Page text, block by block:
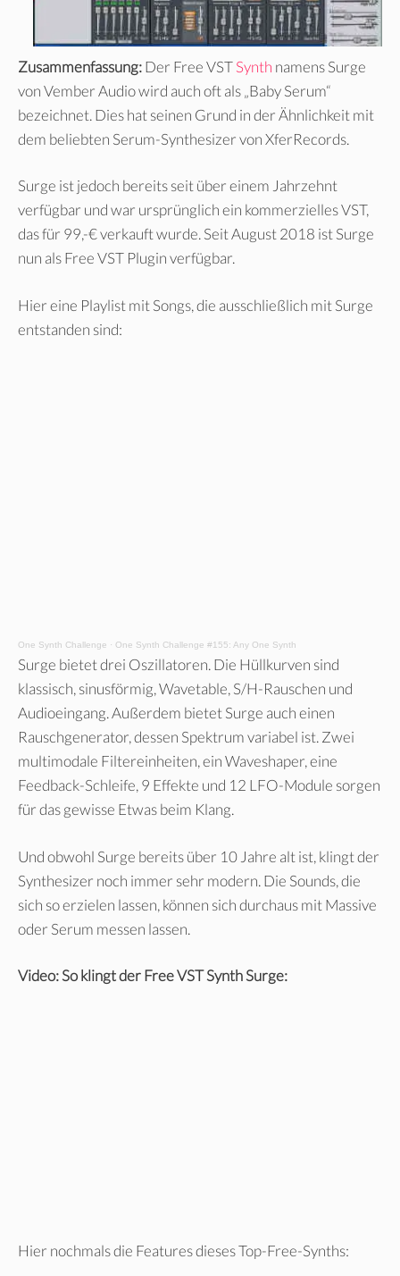
Zusammenfassung:Der Free VSTSynth namens Surge
von Vember Audio wird auch oft als „Baby Serum“
bezeichnet. Dies hat seinen Grund in der Ähnlichkeit mit
dem beliebten Serum-Synthesizer von XferRecords.
Surge ist jedoch bereits seit über einem Jahrzehnt
verfügbar und war ursprünglich ein kommerzielles VST,
das für 99,-€ verkauft wurde. Seit August 2018 ist Surge
nun als Free VST Plugin verfügbar.
Hier eine Playlist mit Songs, die ausschließlich mit Surge
entstanden sind:
One Synth Challenge · One Synth Challenge #155: Any One Synth
Surge bietet drei Oszillatoren. Die Hüllkurven sind
klassisch, sinusförmig, Wavetable, S/H-Rauschen und
Audioeingang. Außerdem bietet Surge auch einen
Rauschgenerator, dessen Spektrum variabel ist. Zwei
multimodale Filtereinheiten, ein Waveshaper, eine
Feedback-Schleife, 9 Effekte und 12 LFO-Module sorgen
für das gewisse Etwas beim Klang.
Und obwohl Surge bereits über 10 Jahre alt ist, klingt der
Synthesizer noch immer sehr modern. Die Sounds, die
sich so erzielen lassen, können sich durchaus mit Massive
oder Serum messen lassen.
Video: So klingt der Free VST Synth Surge:
Hier nochmals die Features dieses Top-Free-Synths: